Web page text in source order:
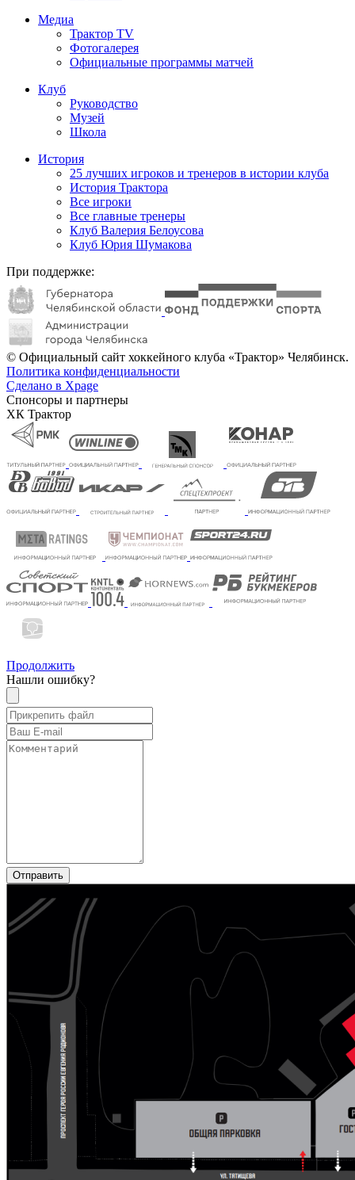
Медиа
Трактор TV
Фотогалерея
Официальные программы матчей
Клуб
Руководство
Музей
Школа
История
25 лучших игроков и тренеров в истории клуба
История Трактора
Все игроки
Все главные тренеры
Клуб Валерия Белоусова
Клуб Юрия Шумакова
При поддержке:
© Официальный сайт хоккейного клуба «Трактор» Челябинск.
Политика конфиденциальности
Сделано в Xpage
Спонсоры и партнеры
ХК Трактор
Продолжить
Нашли ошибку?